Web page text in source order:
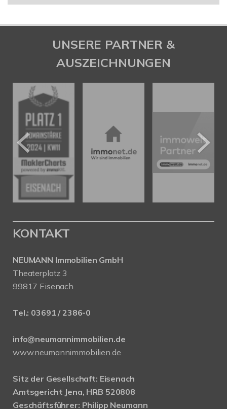
UNSERE PARTNER &
AUSZEICHNUNGEN
KONTAKT
NEUMANN Immobilien GmbH
Theaterplatz 3
99817 Eisenach
Tel.: 03691 / 2386-0
info@neumannimmobilien.de
www.neumannimmobilien.de
Sitz der Gesellschaft: Eisenach
Amtsgericht Jena, HRB 520808
Geschäftsführer: Philipp Neumann